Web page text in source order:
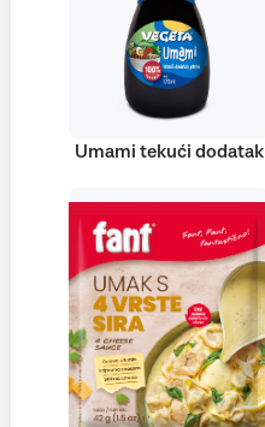
Umami tekući dodatak